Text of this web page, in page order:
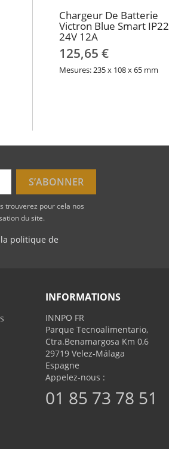
Chargeur De Batterie
Victron Blue Smart IP22
24V 12A
125,65 €
Mesures: 235 x 108 x 65 mm
trouverez pour cela nos
du site.
politique de
INFORMATIONS
INNPO FR
Parque Tecnoalimentario,
Ctra.Benamargosa Km 0,6
29719 Velez-Málaga
Espagne
Appelez-nous :
01 85 73 78 51